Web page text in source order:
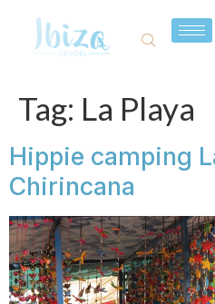
Tag: La Playa
Hippie camping
Chirincana